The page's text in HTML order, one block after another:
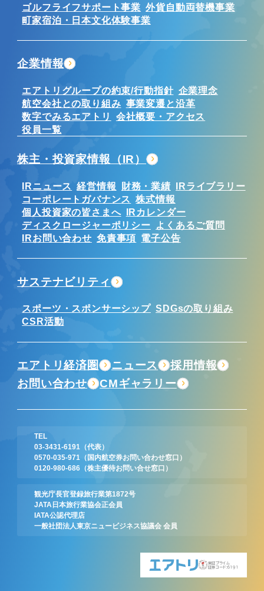
TEL
03-3431-6191
（代表）
0570-035-971
（国内航空券お問い合わせ窓口）
0120-980-686 （株主優待お問い合せ窓口）
観光庁長官登録旅行業第1872号
JATA日本旅行業協会正会員
IATA公認代理店
一般社団法人東京ニュービジネス協議会 会員
東証プライム
証券コード:6191
ゴルフライフサポート事業 外貨自動両替機事業
町家宿泊・日本文化体験事業
企業情報
エアトリグループの約束/行動指針 企業理念
航空会社との取り組み 事業変遷と沿革
数字でみるエアトリ
会社概要・アクセス
役員一覧
株主・投資家情報（IR）
IRニュース 経営情報 財務・業績 IRライブラリー
コーポレートガバナンス 株式情報
個人投資家の皆さまへ IRカレンダー
ディスクロージャーポリシー
よくあるご質問
IRお問い合わせ 免責事項 電子公告
サステナビリティ
スポーツ・スポンサーシップ SDGsの取り組み
CSR活動
エアトリ経済圏 ニュース
採用情報
お問い合わせ
CMギャラリー